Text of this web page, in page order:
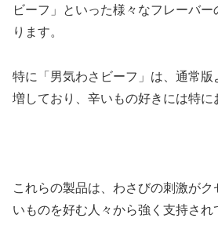
ビーフ」といった様々なフレーバ
ります。
特に「男気わさビーフ」は、通常
増しており、辛いもの好きには特に
これらの製品は、わさびの刺激が
いものを好む人々から強く支持され